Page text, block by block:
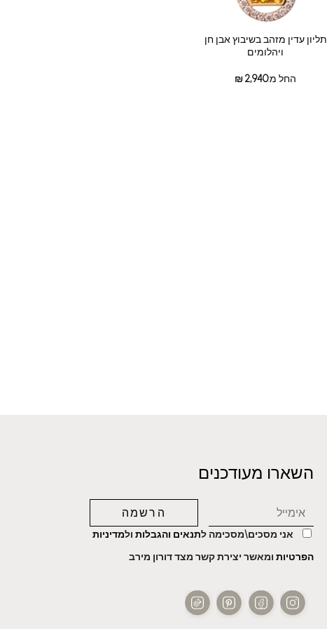
תליון עדין מזהב בשיבוץ אבן חן
ויהלומים
החל מ: ₪2,940
השארו מעודכנים
אני מסכים\מסכימה לתנאים והגבלות ולמדיניות
הפרטיות ומאשר יצירת קשר מצד דורון מירב